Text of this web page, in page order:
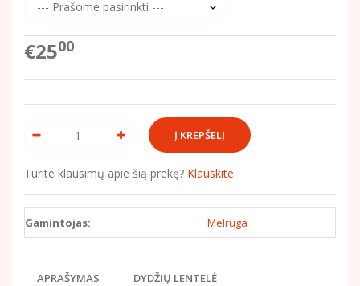
€2500
Turite klausimų apie šią prekę? Klauskite
Gamintojas: Melruga
APRAŠYMAS DYDŽIŲ LENTELĖ